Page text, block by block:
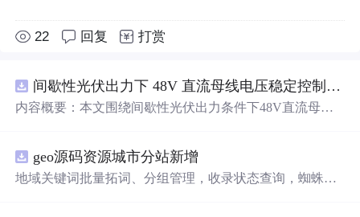
22 回复 打赏
间歇性光伏出力下 48V 直流母线电压稳定控制及储能双向充放电闭环调控体系研究（Simulink仿真实现）
内容概要：本文围绕间歇性光伏出力条件下48V直流母线
子电池储能系统在离网直流微网中的能量均衡建模方法及
分层控制策略。通过Simulink平台构建完整的光伏储能直流
geo源码资源城市分站新增
地域关键词批量拓词、分组管理，收录状态查询，蜘蛛访